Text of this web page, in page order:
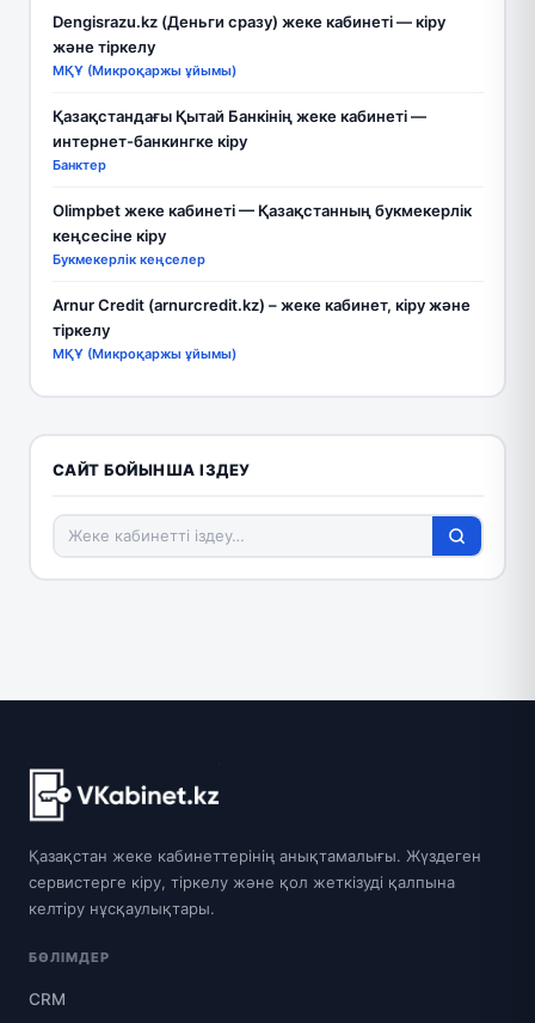
Dengisrazu.kz (Деньги сразу) жеке кабинеті — кіру
және тіркелу
МҚҰ (Микроқаржы ұйымы)
Қазақстандағы Қытай Банкінің жеке кабинеті —
интернет-банкингке кіру
Банктер
Olimpbet жеке кабинеті — Қазақстанның букмекерлік
кеңсесіне кіру
Букмекерлік кеңселер
Arnur Credit (arnurcredit.kz) – жеке кабинет, кіру және
тіркелу
МҚҰ (Микроқаржы ұйымы)
САЙТ БОЙЫНША ІЗДЕУ
Қазақстан жеке кабинеттерінің анықтамалығы. Жүздеген
сервистерге кіру, тіркелу және қол жеткізуді қалпына
келтіру нұсқаулықтары.
БӨЛІМДЕР
CRM